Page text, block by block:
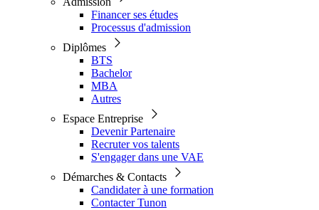
Financer ses études
Processus d'admission
Diplômes
BTS
Bachelor
MBA
Autres
Espace Entreprise
Devenir Partenaire
Recruter vos talents
S'engager dans une VAE
Démarches & Contacts
Candidater à une formation
Contacter Tunon